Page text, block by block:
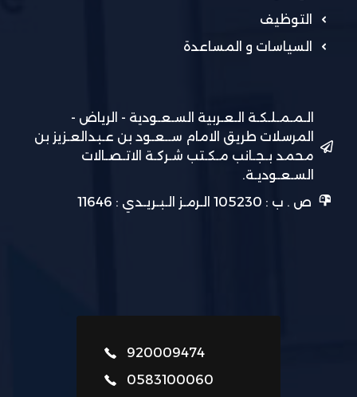
التوظيف
السياسات و المساعدة
الـمـمـلـكـة الـعـربية السـعـودية - الرياض -
المرسلات طريق الامام ســعـود بن عـبدالعـزيز بن
محمد بـجـانب مـكـتب شـركـة الاتـصـالات
السـعـوديـة.
ص . ب : 105230 الـرمـز الـبـريـدي : 11646
920009474
0583100060